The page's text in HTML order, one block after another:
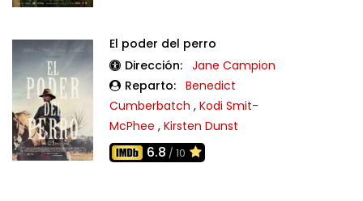
El poder del perro
Dirección: Jane Campion
Reparto: Benedict
Cumberbatch , Kodi Smit-
McPhee , Kirsten Dunst
6.8 / 10